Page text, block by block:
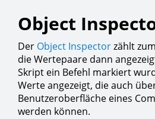
Object
Der Object Inspectorzählt
die Wertepaare dann
Skript ein Befehl markiert
Werte angezeigt, die auch
Benutzeroberfläche eines
werden können.